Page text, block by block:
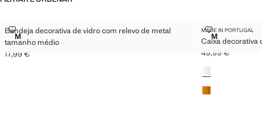
Tamanhos
MBANDEJA DECORATIVA DE VIDRO COM RELEVO DE METAL
Bandeja decorativa de vidro com relevo de metal
tamanho médio
BANDEJA DECORATIVA DE VIDRO COM RELEVO DE METAL TAMANHO
Preço atual [17,99 € ]
17,99 €
Tamanhos
M
CAIXA
MADE IN PORTUGAL
Caixa decorativa
CAIXA
Preço atual
49,99 €
Cores